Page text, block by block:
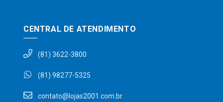
CENTRAL DE ATENDIMENTO
(81) 3622-3800
(81) 98277-5325
contato@lojas2001.com.br